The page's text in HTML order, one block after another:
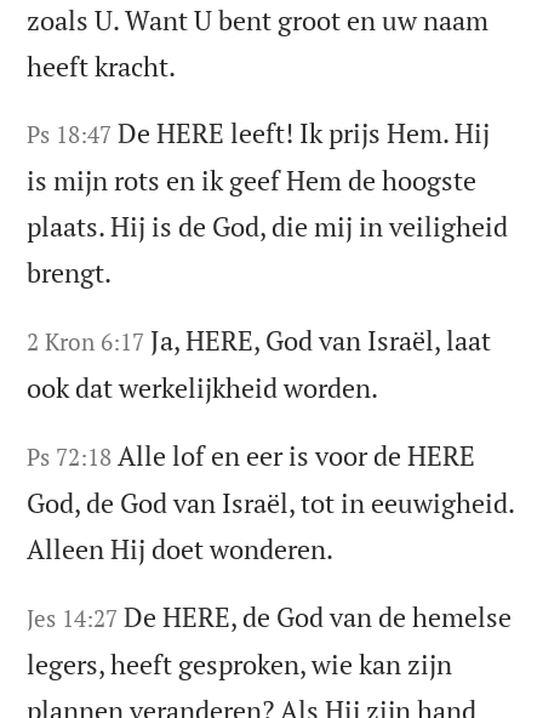
zoals U. Want U bent groot en uw naam
heeft kracht.
Ps 18:47 De HERE leeft! Ik prijs Hem. Hij
is mijn rots en ik geef Hem de hoogste
plaats. Hij is de God, die mij in veiligheid
brengt.
2 Kron 6:17 Ja, HERE, God van Israël, laat
ook dat werkelijkheid worden.
Ps 72:18 Alle lof en eer is voor de HERE
God, de God van Israël, tot in eeuwigheid.
Alleen Hij doet wonderen.
Jes 14:27 De HERE, de God van de hemelse
legers, heeft gesproken, wie kan zijn
plannen veranderen? Als Hij zijn hand